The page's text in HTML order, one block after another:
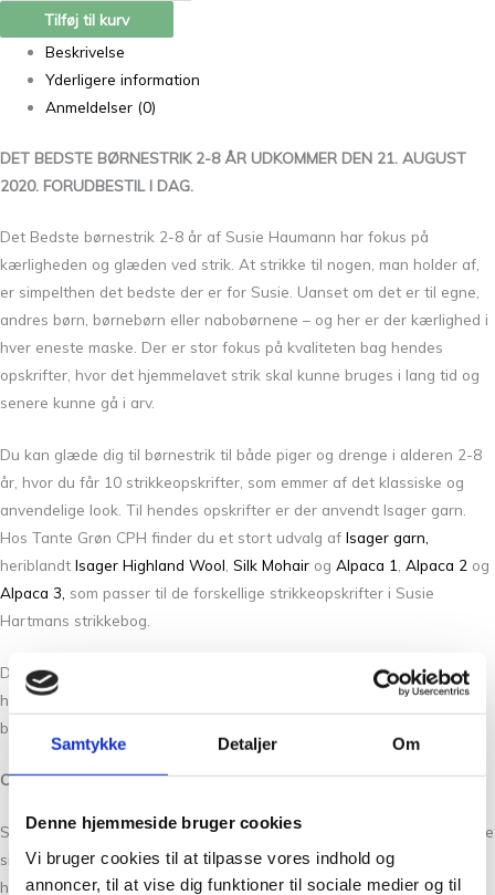
Samtykke Detaljer Om
Denne hjemmeside bruger cookies
Vi bruger cookies til at tilpasse vores indhold og
annoncer, til at vise dig funktioner til sociale medier og til
Tilføj til kurv
Beskrivelse
Yderligere information
Anmeldelser (0)
DET BEDSTE BØRNESTRIK 2-8 ÅR UDKOMMER DEN 21. AUGUST
2020. FORUDBESTIL I DAG.
Det Bedste børnestrik 2-8 år af Susie Haumann har fokus på
kærligheden og glæden ved strik. At strikke til nogen, man holder af,
er simpelthen det bedste der er for Susie. Uanset om det er til egne,
andres børn, børnebørn eller nabobørnene – og her er der kærlighed i
hver eneste maske. Der er stor fokus på kvaliteten bag hendes
opskrifter, hvor det hjemmelavet strik skal kunne bruges i lang tid og
senere kunne gå i arv.
Du kan glæde dig til børnestrik til både piger og drenge i alderen 2-8
år, hvor du får 10 strikkeopskrifter, som emmer af det klassiske og
anvendelige look. Til hendes opskrifter er der anvendt Isager garn.
Hos Tante Grøn CPH finder du et stort udvalg af Isager garn,
heriblandt Isager Highland Wool Silk Mohair og Alpaca 1 Alpaca 2 og
Alpaca 3, som passer til de forskellige strikkeopskrifter i Susie
Hartmans strikkebog.
Du kan allerede nu forudbestille bogen, så du er én af de første, der
har bogen når den udkommer den 21. august 2020. Vi giver dig
besked, så snart den er klar til afsendelse eller afhentning til dig.
Om Forfatteren
Susie Haumann begyndte efter arbejde hos Marianne Isager at udgive
sin egne strikkeopskrifter, og udgav sin første bog i 2011. Sidenhen
har hun skrevet adskillige strikkebøger. Hun beskriver selv sine